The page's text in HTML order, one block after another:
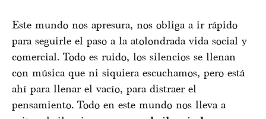
Este mundo nos apresura, nos obliga a ir rápido
para seguirle el paso a la atolondrada vida social y
comercial. Todo es ruido, los silencios se llenan
con música que ni siquiera escuchamos, pero está
ahí para llenar el vacío, para distraer el
pensamiento. Todo en este mundo nos lleva a